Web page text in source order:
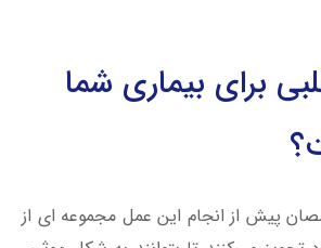
را بررسی کنند و در صورت امکان این
کنند.
بیماران آزمایش خون،
امکان درمان شریان‌های مسدود شده